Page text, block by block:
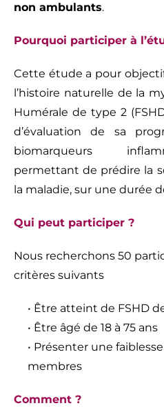
non ambulants.
Pourquoi participer à
Cette étude a pour
l’histoire naturelle de la
Humérale de type 2
d’évaluation de sa
biomarqueurs
permettant de prédire la
la maladie, sur une durée
Qui peut participer ?
Nous recherchons 50
critères suivants
• Être atteint de FSHD
• Être âgé de 18 à 75 ans
• Présenter une
membres
Comment ?